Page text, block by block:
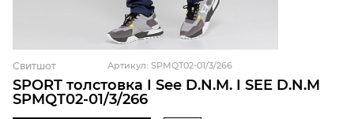
SPORT толстовка I See D.N.M. I SEE D.N.M
SPMQT02-01/3/266
Свитшот Артикул: SPMQT02-01/3/266